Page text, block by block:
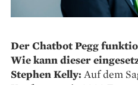
Der Chatbot Pegg
Wie kann dieser
Stephen Kelly: Auf dem